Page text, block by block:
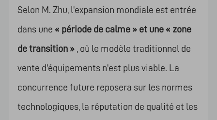
Selon M. Zhu, l'expansion mondiale est entrée
dans une « période de calme » et une « zone
de transition », où le modèle traditionnel de
vente d'équipements n'est plus viable. La
concurrence future reposera sur les normes
technologiques, la réputation de qualité et les